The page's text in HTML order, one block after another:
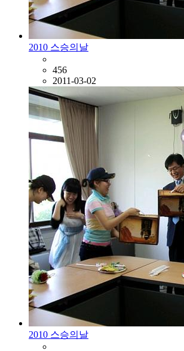
2010 스승의날
456
2011-03-02
2010 스승의날